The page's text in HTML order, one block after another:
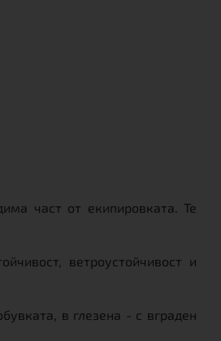
част от екипировката. Те
ветроустойчивост и
в глезена - с вграден